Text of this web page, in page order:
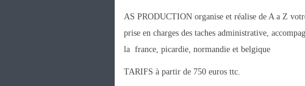
AS PRODUCTION organise et réalise de A a Z
prise en charges des taches administrative,
la france, picardie, normandie et belgique
TARIFS à partir de 750 euros ttc.